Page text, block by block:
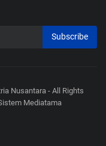
Subscribe
Nusantara - All Rights
Mediatama